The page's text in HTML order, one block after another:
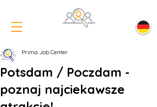
Potsdam / Poczdam -
poznaj najciekawsze
Prima Job Center